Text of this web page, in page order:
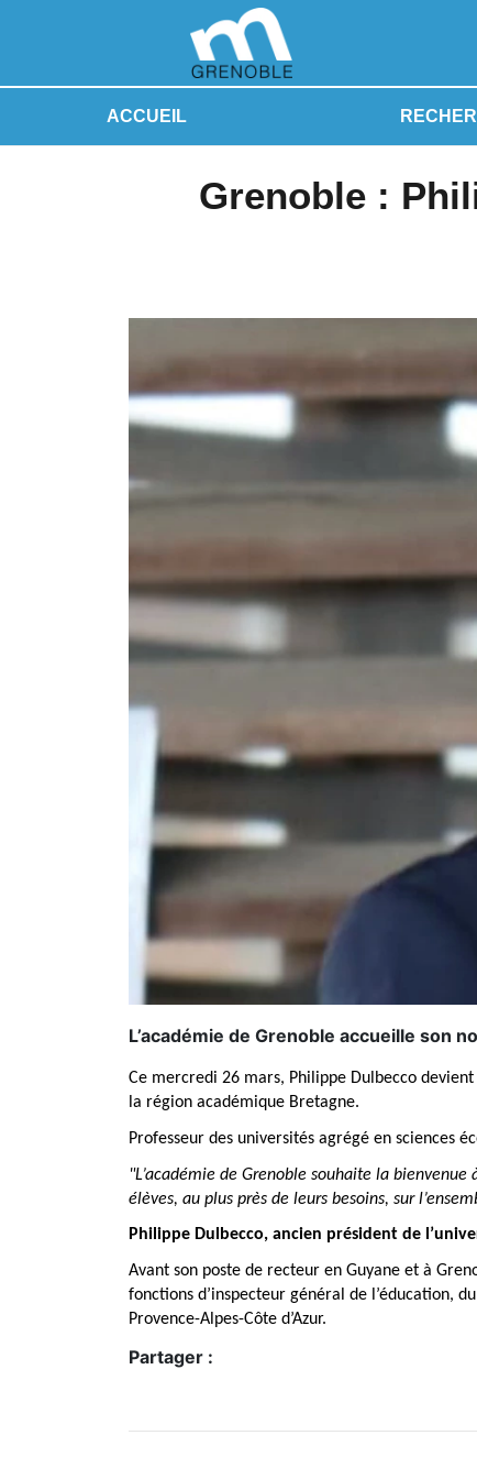
ACCUEIL
Grenoble :
L’académie de Grenoble accueille son
Ce mercredi 26 mars, Philippe Dulbecco
la région académique Bretagne.
Professeur des universités agrégé en sciences
"L’académie de Grenoble souhaite la
élèves, au plus près de leurs besoins, sur
Philippe Dulbecco, ancien président de
Avant son poste de recteur en Guyane et à
fonctions d’inspecteur général de l’éducation,
Provence-Alpes-Côte d’Azur.
Partager :